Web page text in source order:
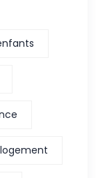
logement